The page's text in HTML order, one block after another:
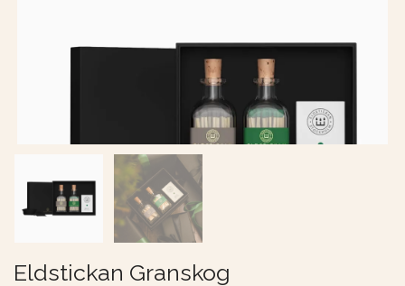
Eldstickan Granskog